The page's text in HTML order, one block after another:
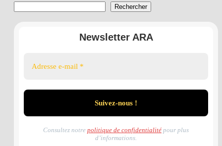
Rechercher
Newsletter ARA
Consultez notre politique de confidentialité pour plus
d’informations.